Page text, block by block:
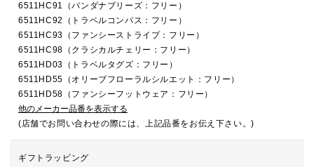
6511HC91（バンダナブリーズ：フリー）
6511HC92（トラベルコンパス：フリー）
6511HC93（ファンシーストライプ：フリー）
6511HC98（クラシカルチェリー：フリー）
6511HD03（トラベルタグズ：フリー）
6511HD55（オリーブフローラルシルエット：フリー）
6511HD58（ファンシーフットウェア：フリー）
他のメーカー品番を表示する
(店舗でお問い合わせの際には、上記品番をお伝え下さい。)
ギフトラッピング